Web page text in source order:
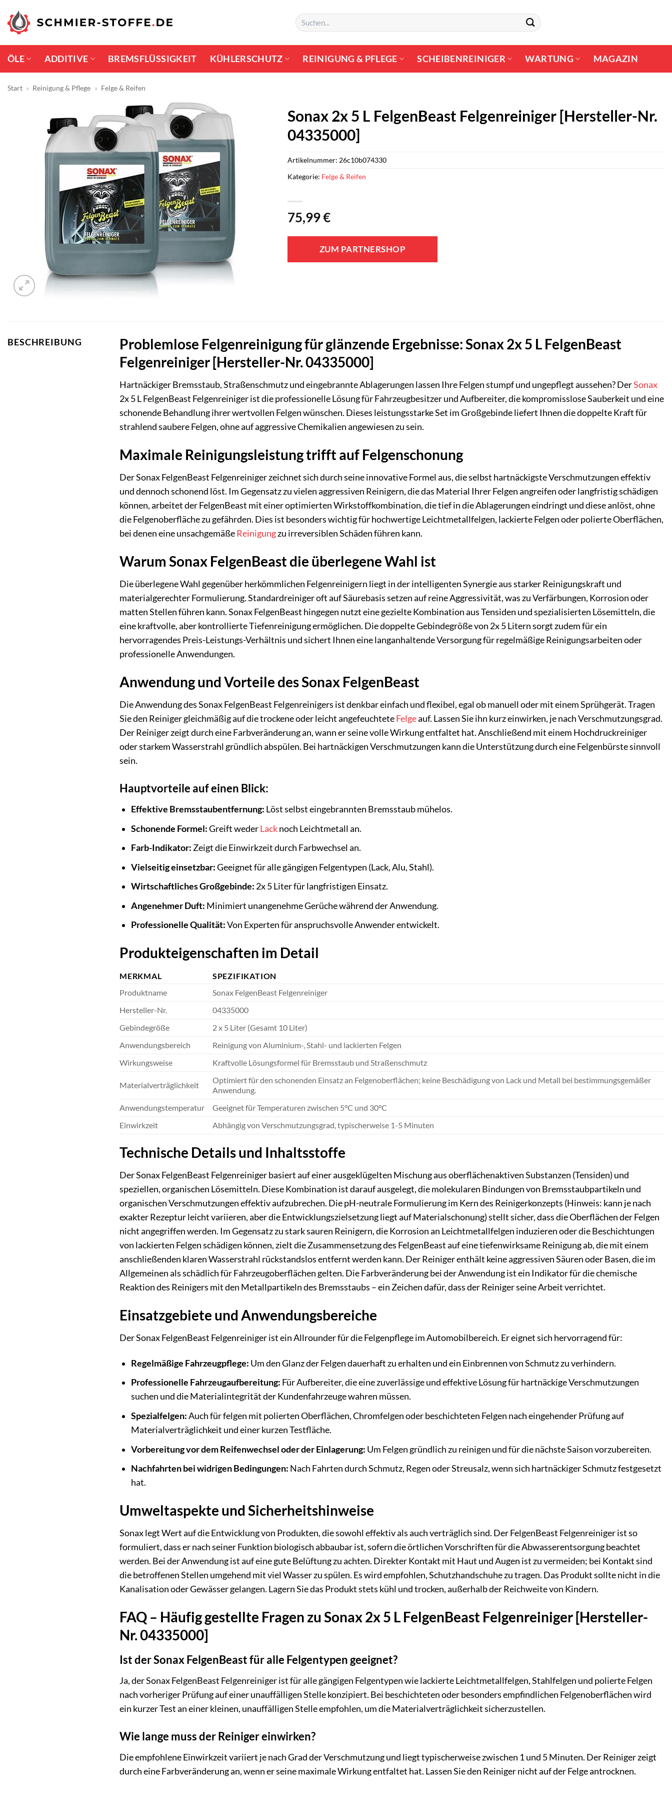
Inhalt
springen
Suchen
nach:
ÖLE ADDITIVE BREMSFLÜSSIGKEIT KÜHLERSCHUTZ REINIGUNG & PFLEGE SCHEIBENREINIGER WARTUNG MAGAZIN
Start » Reinigung & Pflege » Felge & Reifen
Sonax 2x 5 L FelgenBeast Felgenreiniger [Hersteller-Nr.
04335000]
75,99€
ZUM PARTNERSHOP
Artikelnummer: 26c10b074330
Kategorie: Felge & Reifen
BESCHREIBUNG
Problemlose Felgenreinigung für glänzende Ergebnisse: Sonax 2x 5 L FelgenBeast
Felgenreiniger [Hersteller-Nr. 04335000]
Hartnäckiger Bremsstaub, Straßenschmutz und eingebrannte Ablagerungen lassen Ihre Felgen stumpf und ungepflegt aussehen? DerSonax
2x 5 L FelgenBeast Felgenreiniger ist die professionelle Lösung für Fahrzeugbesitzer und Aufbereiter, die kompromisslose Sauberkeit und eine
schonende Behandlung ihrer wertvollen Felgen wünschen. Dieses leistungsstarke Set im Großgebinde liefert Ihnen die doppelte Kraft für
strahlend saubere Felgen, ohne auf aggressive Chemikalien angewiesen zu sein.
Maximale Reinigungsleistung trifft auf Felgenschonung
Der Sonax FelgenBeast Felgenreiniger zeichnet sich durch seine innovative Formel aus, die selbst hartnäckigste Verschmutzungen effektiv
und dennoch schonend löst. Im Gegensatz zu vielen aggressiven Reinigern, die das Material Ihrer Felgen angreifen oder langfristig schädigen
können, arbeitet der FelgenBeast mit einer optimierten Wirkstoffkombination, die tief in die Ablagerungen eindringt und diese anlöst, ohne
die Felgenoberfläche zu gefährden. Dies ist besonders wichtig für hochwertige Leichtmetallfelgen, lackierte Felgen oder polierte Oberflächen,
bei denen eine unsachgemäßeReinigungzu irreversiblen Schäden führen kann.
Warum Sonax FelgenBeast die überlegene Wahl ist
Die überlegene Wahl gegenüber herkömmlichen Felgenreinigern liegt in der intelligenten Synergie aus starker Reinigungskraft und
materialgerechter Formulierung. Standardreiniger oft auf Säurebasis setzen auf reine Aggressivität, was zu Verfärbungen, Korrosion oder
matten Stellen führen kann. Sonax FelgenBeast hingegen nutzt eine gezielte Kombination aus Tensiden und spezialisierten Lösemitteln, die
eine kraftvolle, aber kontrollierte Tiefenreinigung ermöglichen. Die doppelte Gebindegröße von 2x 5 Litern sorgt zudem für ein
hervorragendes Preis-Leistungs-Verhältnis und sichert Ihnen eine langanhaltende Versorgung für regelmäßige Reinigungsarbeiten oder
professionelle Anwendungen.
Anwendung und Vorteile des Sonax FelgenBeast
Die Anwendung des Sonax FelgenBeast Felgenreinigers ist denkbar einfach und flexibel, egal ob manuell oder mit einem Sprühgerät. Tragen
Sie den Reiniger gleichmäßig auf die trockene oder leicht angefeuchteteFelgeauf. Lassen Sie ihn kurz einwirken, je nach Verschmutzungsgrad.
Der Reiniger zeigt durch eine Farbveränderung an, wann er seine volle Wirkung entfaltet hat. Anschließend mit einem Hochdruckreiniger
oder starkem Wasserstrahl gründlich abspülen. Bei hartnäckigen Verschmutzungen kann die Unterstützung durch eine Felgenbürste sinnvoll
sein.
Hauptvorteile auf einen Blick:
Effektive Bremsstaubentfernung: Löst selbst eingebrannten Bremsstaub mühelos.
Schonende Formel:Greift wederLacknoch Leichtmetall an.
Farb-Indikator:Zeigt die Einwirkzeit durch Farbwechsel an.
Vielseitig einsetzbar:Geeignet für alle gängigen Felgentypen (Lack, Alu, Stahl).
Wirtschaftliches Großgebinde: 2x 5 Liter für langfristigen Einsatz.
Angenehmer Duft: Minimiert unangenehme Gerüche während der Anwendung.
Professionelle Qualität:Von Experten für anspruchsvolle Anwender entwickelt.
Produkteigenschaften im Detail
MERKMAL
SPEZIFIKATION
Produktname
Sonax FelgenBeast Felgenreiniger
Hersteller-Nr.
04335000
Gebindegröße
2 x 5 Liter (Gesamt 10 Liter)
Anwendungsbereich
Reinigung von Aluminium-, Stahl- und lackierten Felgen
Wirkungsweise
Kraftvolle Lösungsformel für Bremsstaub und Straßenschmutz
Materialverträglichkeit
Optimiert für den schonenden Einsatz an Felgenoberflächen; keine Beschädigung von Lack und Metall bei bestimmungsgemäßer
Anwendung.
Anwendungstemperatur
Geeignet für Temperaturen zwischen 5°C und 30°C
Einwirkzeit
Abhängig von Verschmutzungsgrad, typischerweise 1-5 Minuten
Technische Details und Inhaltsstoffe
Der Sonax FelgenBeast Felgenreiniger basiert auf einer ausgeklügelten Mischung aus oberflächenaktiven Substanzen (Tensiden) und
speziellen, organischen Lösemitteln. Diese Kombination ist darauf ausgelegt, die molekularen Bindungen von Bremsstaubpartikeln und
organischen Verschmutzungen effektiv aufzubrechen. Die pH-neutrale Formulierung im Kern des Reinigerkonzepts (Hinweis: kann je nach
exakter Rezeptur leicht variieren, aber die Entwicklungszielsetzung liegt auf Materialschonung) stellt sicher, dass die Oberflächen der Felgen
nicht angegriffen werden. Im Gegensatz zu stark sauren Reinigern, die Korrosion an Leichtmetallfelgen induzieren oder die Beschichtungen
von lackierten Felgen schädigen können, zielt die Zusammensetzung des FelgenBeast auf eine tiefenwirksame Reinigung ab, die mit einem
anschließenden klaren Wasserstrahl rückstandslos entfernt werden kann. Der Reiniger enthält keine aggressiven Säuren oder Basen, die im
Allgemeinen als schädlich für Fahrzeugoberflächen gelten. Die Farbveränderung bei der Anwendung ist ein Indikator für die chemische
Reaktion des Reinigers mit den Metallpartikeln des Bremsstaubs – ein Zeichen dafür, dass der Reiniger seine Arbeit verrichtet.
Einsatzgebiete und Anwendungsbereiche
Der Sonax FelgenBeast Felgenreiniger ist ein Allrounder für die Felgenpflege im Automobilbereich. Er eignet sich hervorragend für:
Regelmäßige Fahrzeugpflege: Um den Glanz der Felgen dauerhaft zu erhalten und ein Einbrennen von Schmutz zu verhindern.
Professionelle Fahrzeugaufbereitung: Für Aufbereiter, die eine zuverlässige und effektive Lösung für hartnäckige Verschmutzungen
suchen und die Materialintegrität der Kundenfahrzeuge wahren müssen.
Spezialfelgen:Auch für felgen mit polierten Oberflächen, Chromfelgen oder beschichteten Felgen nach eingehender Prüfung auf
Materialverträglichkeit und einer kurzen Testfläche.
Vorbereitung vor dem Reifenwechsel oder der Einlagerung: Um Felgen gründlich zu reinigen und für die nächste Saison vorzubereiten.
Nachfahrten bei widrigen Bedingungen: Nach Fahrten durch Schmutz, Regen oder Streusalz, wenn sich hartnäckiger Schmutz festgesetzt
hat.
Umweltaspekte und Sicherheitshinweise
Sonax legt Wert auf die Entwicklung von Produkten, die sowohl effektiv als auch verträglich sind. Der FelgenBeast Felgenreiniger ist so
formuliert, dass er nach seiner Funktion biologisch abbaubar ist, sofern die örtlichen Vorschriften für die Abwasserentsorgung beachtet
werden. Bei der Anwendung ist auf eine gute Belüftung zu achten. Direkter Kontakt mit Haut und Augen ist zu vermeiden; bei Kontakt sind
die betroffenen Stellen umgehend mit viel Wasser zu spülen. Es wird empfohlen, Schutzhandschuhe zu tragen. Das Produkt sollte nicht in die
Kanalisation oder Gewässer gelangen. Lagern Sie das Produkt stets kühl und trocken, außerhalb der Reichweite von Kindern.
FAQ – Häufig gestellte Fragen zu Sonax 2x 5 L FelgenBeast Felgenreiniger [Hersteller-
Nr. 04335000]
Ist der Sonax FelgenBeast für alle Felgentypen geeignet?
Ja, der Sonax FelgenBeast Felgenreiniger ist für alle gängigen Felgentypen wie lackierte Leichtmetallfelgen, Stahlfelgen und polierte Felgen
nach vorheriger Prüfung auf einer unauffälligen Stelle konzipiert. Bei beschichteten oder besonders empfindlichen Felgenoberflächen wird
ein kurzer Test an einer kleinen, unauffälligen Stelle empfohlen, um die Materialverträglichkeit sicherzustellen.
Wie lange muss der Reiniger einwirken?
Die empfohlene Einwirkzeit variiert je nach Grad der Verschmutzung und liegt typischerweise zwischen 1 und 5 Minuten. Der Reiniger zeigt
durch eine Farbveränderung an, wenn er seine maximale Wirkung entfaltet hat. Lassen Sie den Reiniger nicht auf der Felge antrocknen.